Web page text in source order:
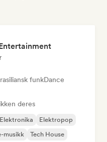
funkDance
deres
Elektronika
Elektropop
musikk Tech House